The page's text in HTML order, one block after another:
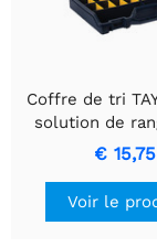
Coffre de tri
solution de
robuste et€ 15,75
Voir le